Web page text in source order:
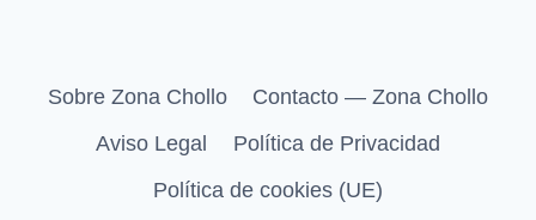
Sobre Zona Chollo
Contacto — Zona Chollo
Aviso Legal
Política de Privacidad
Política de cookies (UE)